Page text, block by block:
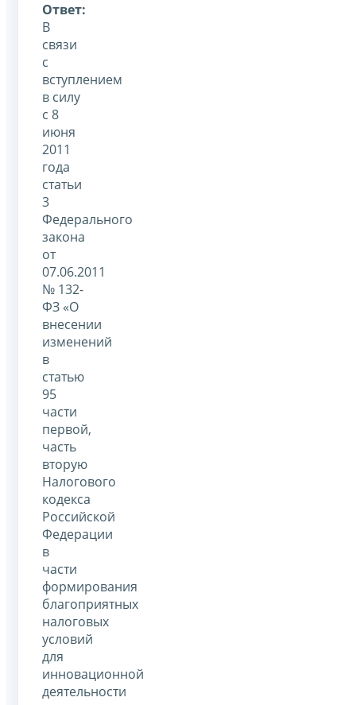
Ответ:
В
связи
с
вступлением
в силу
с 8
июня
2011
года
статьи
3
Федерального
закона
от
07.06.2011
№ 132-
ФЗ «О
внесении
изменений
в
статью
95
части
первой,
часть
вторую
Налогового
кодекса
Российской
Федерации
в
части
формирования
благоприятных
налоговых
условий
для
инновационной
деятельности